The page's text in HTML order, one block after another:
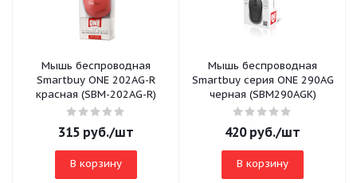
Мышь беспроводная
Smartbuy ONE 202AG-R
красная (SBM-202AG-R)
315 руб./шт
В корзину
Мышь беспроводная
Smartbuy серия ONE 290AG
черная (SBM290AGK)
420руб./шт
В корзину